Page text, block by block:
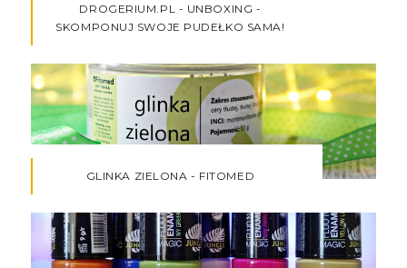
DROGERIUM.PL - UNBOXING -
SKOMPONUJ SWOJE PUDEŁKO SAMA!
GLINKA ZIELONA - FITOMED